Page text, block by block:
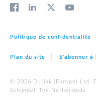
Politique de confidentialité
Plan du site S'abonner
© 2026 D‑Link (Europe) Ltd.
Schijndel, The Netherlands